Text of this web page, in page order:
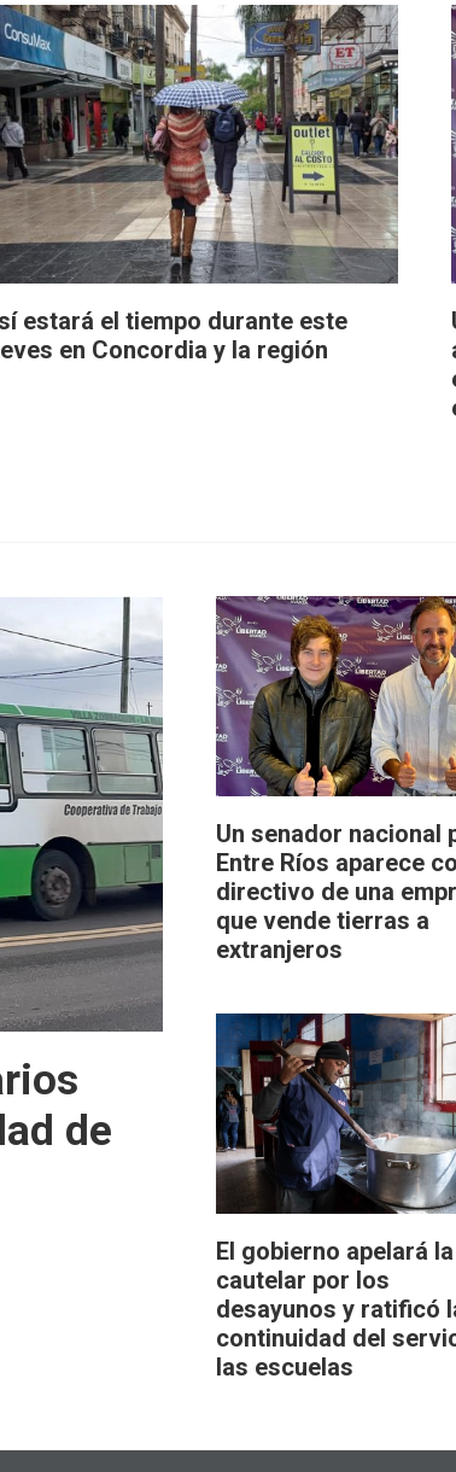
estará el tiempo durante este
en Concordia y la región
de
Un senador nacional
Entre Ríos aparece
directivo de una
que vende tierras a
extranjeros
El gobierno apelará la
cautelar por los
desayunos y ratificó
continuidad del
las escuelas